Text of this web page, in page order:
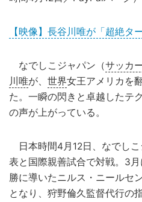
【映像】長谷川唯が「超絶タ
なでしこジャパン（サッカ
川唯が、 世界女王アメリカを
た。一瞬の閃きと卓越したテ
の声が上がっている。
日本時間4月12日、なでし
表と国際親善試合で対戦。3
勝に導いたニルス・ニールセ
となり、狩野倫久監督代行の